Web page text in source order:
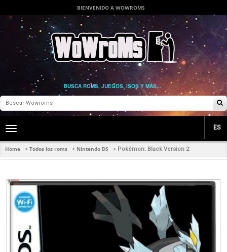
BIENVENIDO A WOWROMS
BUSCA ROMS, JUEGOS, ISOS Y MÁS...
Toggle
navigation
ES
Home > Todos los roms > Nintendo DS > Pokémon: Black Version 2